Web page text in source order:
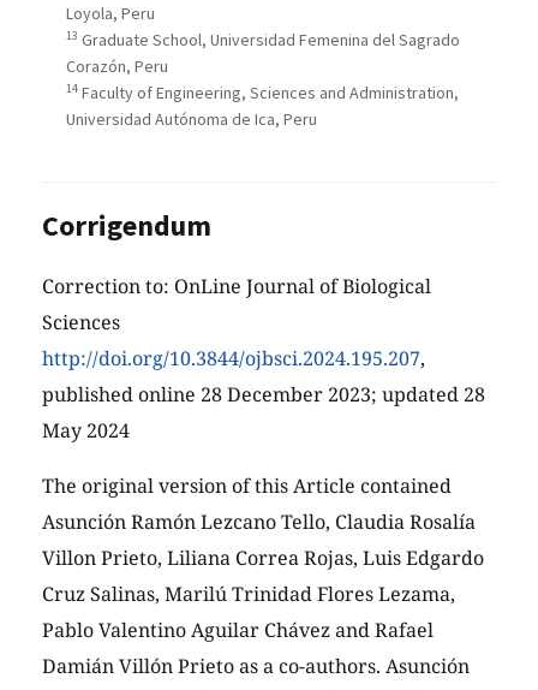
Loyola, Peru
13 Graduate School, Universidad Femenina del Sagrado
Corazón, Peru
14 Faculty of Engineering, Sciences and Administration,
Universidad Autónoma de Ica, Peru
Corrigendum
Correction to: OnLine Journal of Biological
Sciences
http://doi.org/10.3844/ojbsci.2024.195.207,
published online 28 December 2023; updated 28
May 2024
The original version of this Article contained
Asunción Ramón Lezcano Tello, Claudia Rosalía
Villon Prieto, Liliana Correa Rojas, Luis Edgardo
Cruz Salinas, Marilú Trinidad Flores Lezama,
Pablo Valentino Aguilar Chávez and Rafael
Damián Villón Prieto as a co-authors. Asunción